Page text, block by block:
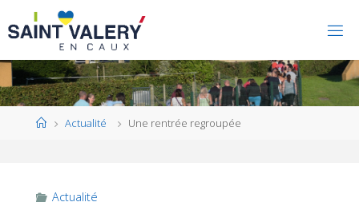
HomeActualité Une rentrée regroupée
Actualité